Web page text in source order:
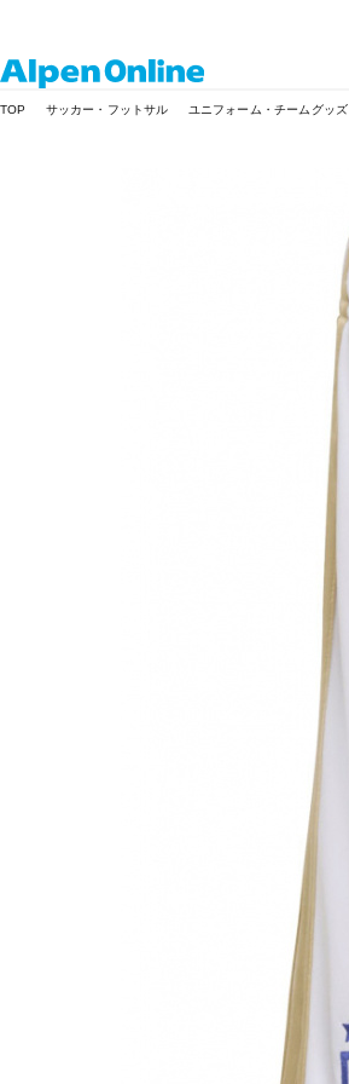
Online
TOP サッカー・フットサル ユニフォーム・チームグッズ